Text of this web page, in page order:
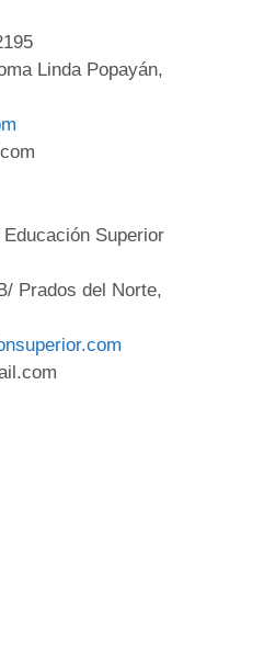
Linda Popayán,
Superior
Prados del Norte,